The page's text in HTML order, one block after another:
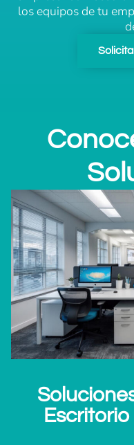
los equipos de tu